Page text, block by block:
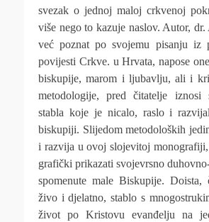
svezak o jednoj maloj crkvenoj
više nego to kazuje naslov. Autor,
već poznat po svojemu pisanju iz
povijesti Crkve. u Hrvata, napose
biskupije, marom i ljubavlju, ali i
metodologije, pred čitatelje iznosi
stabla koje je nicalo, raslo i
biskupiji. Slijedom metodoloških
i razvija u ovoj slojevitoj
grafički prikazati svojevrsno
spomenute male Biskupije. Doista,
živo i djelatno, stablo s
život po Kristovu evanđelju na